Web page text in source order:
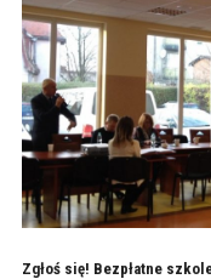
Zgłoś się! Bezpłatne